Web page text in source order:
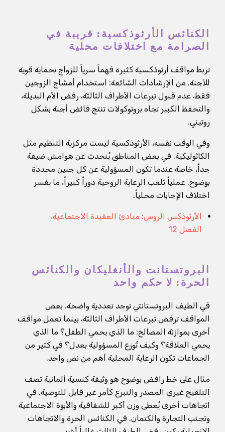
الكنائس الأرثوذكسية: قريبة في
الصرامة مع اختلافات محلية
تربط مواقف أرثوذكسية كثيرة فهماً سرياً للزواج بحماية قوية
للأجنة. من الإرشادات الشائعة: استخدام أمشاج الزوجين
فقط، عدم قبول تبرعات الأطراف الثالثة، رفض الأم البديلة،
والتحفظ الكبير تجاه بروتوكولات تنتج فائض أجنة بشكل
روتيني.
وفي الوقت نفسه، الأرثوذكسية ليست مركزية التنظيم مثل
الكاثوليكية. في بعض المناطق يُتحدث عن هوامش ضيقة
جداً، خاصة عندما تكون المسؤولية عن كل جنين محددة
بوضوح. عملياً تلعب الرعاية الروحية دوراً كبيراً، ما يفسر
اختلاف الإجابات محلياً.
الأرثوذكس الروس: مبادئ العقيدة الاجتماعية،
الفصل 12
البروتستانت والأنغليكان والكنائس
الحرة: لا حكم واحد
في الطيف البروتستانتي توجد تعددية واضحة. بعض
المواقف ترفض تبرعات الأطراف الثالثة، بينما تعمل مواقف
أخرى بموازنة المصالح: ما الذي يحمي الطفل؟ ما الذي
يحمي العلاقة؟ وكيف تُوزع المسؤولية بعدل؟ في كثير من
الجماعات تكون الرعاية المحلية أهم من نص واحد.
مثال على خط رافض بوضوح هو وثيقة كنسية ألمانية تصف
التلقيح غيري المصدر والتبرع كأمر غير قابل للتوصية. في
اتجاهات أخرى يُعطى وزن أكبر للشفافية والأبوة الاجتماعية
وتجنب التجارة والكتمان. في الكنائس الحرة والاتجاهات